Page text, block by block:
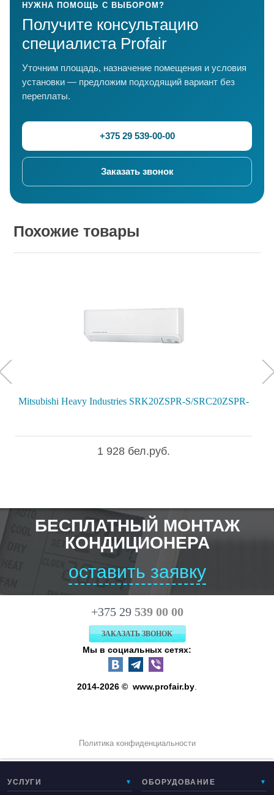
НУЖНА ПОМОЩЬ С ВЫБОРОМ?
Получите консультацию
специалиста Profair
Уточним площадь, назначение помещения и условия
установки — предложим подходящий вариант без
переплаты.
+375 29 539-00-00
Заказать звонок
Похожие товары
Mitsubishi Heavy Industries SRK20ZSPR-S/SRC20ZSPR-
1 928 бел.руб.
БЕСПЛАТНЫЙ МОНТАЖ
КОНДИЦИОНЕРА
оставить заявку
+375 29 539 00 00
ЗАКАЗАТЬ ЗВОНОК
Мы в социальных сетях:
2014-2026 © www.profair.by
Политика конфиденциальности
УСЛУГИ ▼ ОБОРУДОВАНИЕ ▼